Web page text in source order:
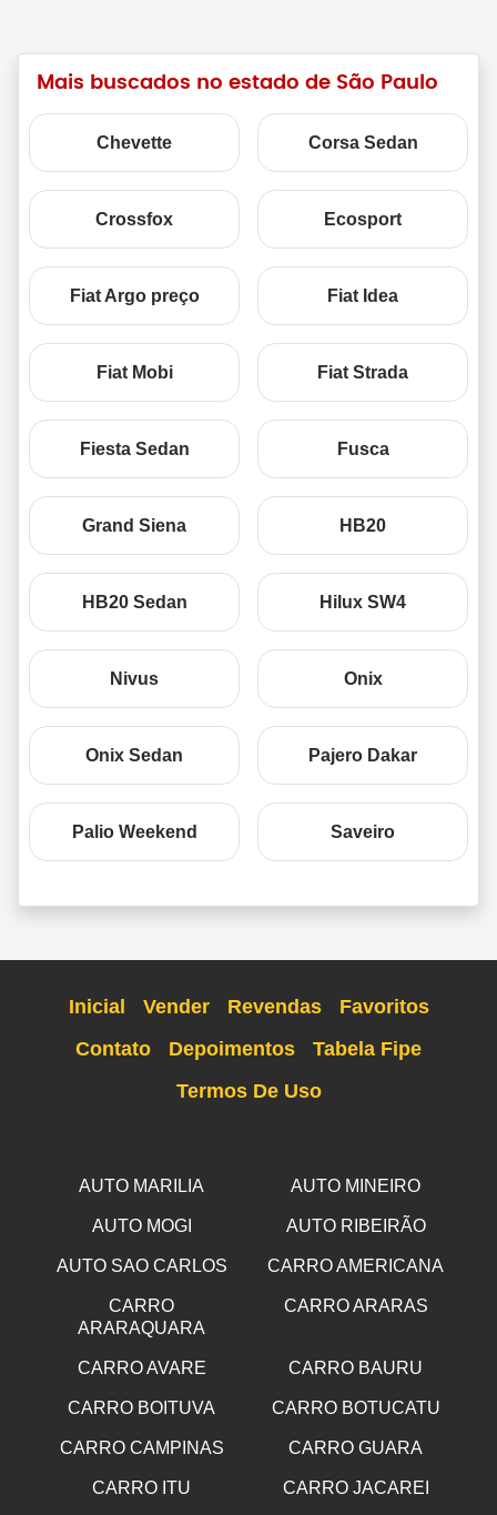
Mais buscados no estado de São Paulo
Chevette Corsa Sedan
Crossfox Ecosport
Fiat Argo preço Fiat Idea
Fiat Mobi Fiat Strada
Fiesta Sedan Fusca
Grand Siena HB20
HB20 Sedan Hilux SW4
Nivus Onix
Onix Sedan Pajero Dakar
Palio Weekend Saveiro
Inicial Vender Revendas
Favoritos
Contato
Depoimentos
Tabela Fipe
Termos De Uso
AUTO MARILIA AUTO MINEIRO
AUTO MOGI AUTO RIBEIRÃO
AUTO SAO CARLOS CARRO AMERICANA
CARRO
ARARAQUARA
CARRO ARARAS
CARRO AVARE CARRO BAURU
CARRO BOITUVA CARRO BOTUCATU
CARRO CAMPINAS CARRO GUARA
CARRO ITU CARRO JACAREI